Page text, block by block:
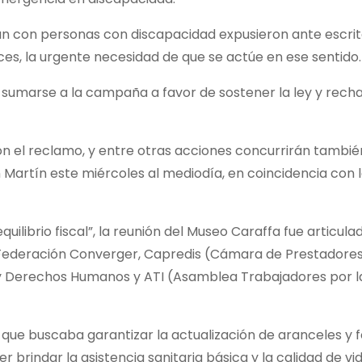
con personas con discapacidad expusieron ante
la urgente necesidad de que se actúe en ese sentido.
a la campaña a favor de sostener la ley y
el reclamo, y entre otras acciones concurrirán
este miércoles al mediodía, en coincidencia con
fiscal”, la reunión del Museo Caraffa fue
Converger, Capredis (Cámara de
Humanos y ATI (Asamblea Trabajadores por
buscaba garantizar la actualización de aranceles y
brindar la asistencia sanitaria básica y la calidad de